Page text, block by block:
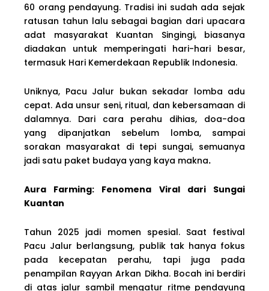
60 orang pendayung. Tradisi ini sudah ada sejak
ratusan tahun lalu sebagai bagian dari upacara
adat masyarakat Kuantan Singingi, biasanya
diadakan untuk memperingati hari-hari besar,
termasuk Hari Kemerdekaan Republik Indonesia.
Uniknya, Pacu Jalur bukan sekadar lomba adu
cepat. Ada unsur seni, ritual, dan kebersamaan di
dalamnya. Dari cara perahu dihias, doa-doa
yang dipanjatkan sebelum lomba, sampai
sorakan masyarakat di tepi sungai, semuanya
jadi satu paket budaya yang kaya makna.
Aura Farming: Fenomena Viral dari Sungai
Kuantan
Tahun 2025 jadi momen spesial. Saat festival
Pacu Jalur berlangsung, publik tak hanya fokus
pada kecepatan perahu, tapi juga pada
penampilan Rayyan Arkan Dikha. Bocah ini berdiri
di atas jalur sambil mengatur ritme pendayung